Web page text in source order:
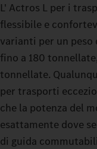
L' Actros L per i
flessibile e
varianti per un
fino a 180
tonnellate.
per trasporti
che la potenza del
esattamente dove
di guida